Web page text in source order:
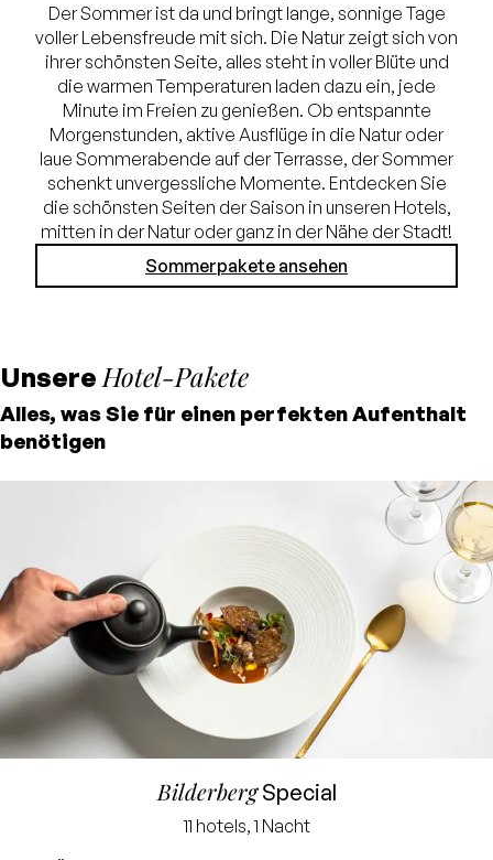
Der Sommer ist da und bringt lange, sonnige Tage
voller Lebensfreude mit sich. Die Natur zeigt sich von
ihrer schönsten Seite, alles steht in voller Blüte und
die warmen Temperaturen laden dazu ein, jede
Minute im Freien zu genießen. Ob entspannte
Morgenstunden, aktive Ausflüge in die Natur oder
laue Sommerabende auf der Terrasse, der Sommer
schenkt unvergessliche Momente. Entdecken Sie
die schönsten Seiten der Saison in unseren Hotels,
mitten in der Natur oder ganz in der Nähe der Stadt!
Sommerpakete ansehen
Unsere Hotel-Pakete
Alles, was Sie für einen perfekten Aufenthalt
benötigen
BilderbergSpecial
11 hotels, 1 Nacht
Garantiert der
niedrigste Preis